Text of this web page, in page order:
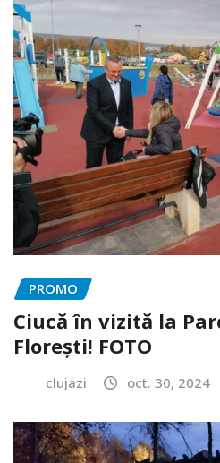
PROMO
Ciucă în vizită la
Florești! FOTO
clujazi oct. 30, 2024